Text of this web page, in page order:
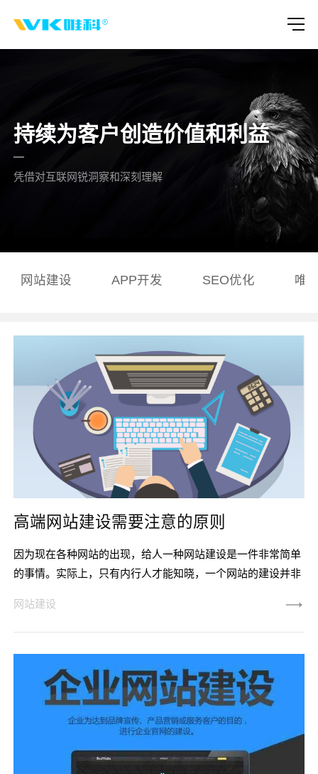
持续为客户创造价值和利益
凭借对互联网锐洞察和深刻理解
网站建设 APP开发 SEO优化 唯
高端网站建设需要注意的原则
因为现在各种网站的出现，给人一种网站建设是一件非常简单
的事情。实际上，只有内行人才能知晓，一个网站的建设并非
网站建设的过程中，一定要非常注意一些关键点。 想要将网站
做到高端的程度的话，在网站建设的过程中要注意以下这几个
高端的网站，
网站建设